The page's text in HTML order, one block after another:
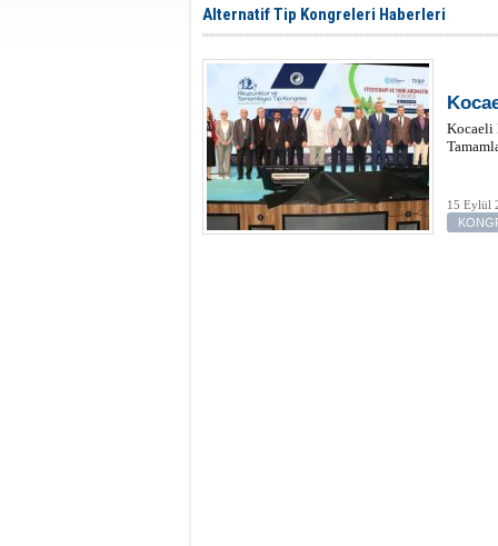
Alternatif Tip Kongreleri Haberleri
Kocaeli
15 Eylül